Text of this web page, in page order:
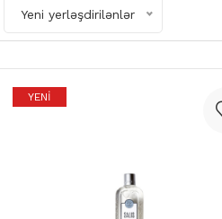
Yeni yerləşdirilənlər
YENI